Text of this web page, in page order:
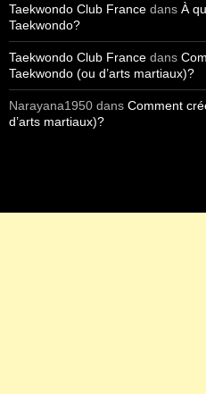
Taekwondo Club France dans À
Taekwondo?
Taekwondo Club France dans
Taekwondo (ou d’arts martiaux)?
Narayana1950 dans Comment
d’arts martiaux)?